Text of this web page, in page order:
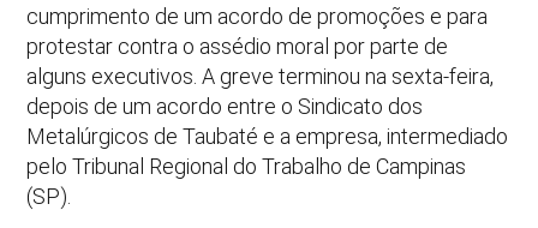
cumprimento de um acordo de promoções e para
protestar contra o assédio moral por parte de
alguns executivos. A greve terminou na sexta-feira,
depois de um acordo entre o Sindicato dos
Metalúrgicos de Taubaté e a empresa, intermediado
pelo Tribunal Regional do Trabalho de Campinas
(SP).